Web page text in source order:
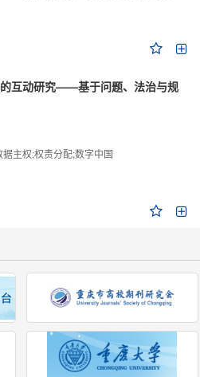
互动研究——基于问题、法治与规
主权;权责分配;数字中国